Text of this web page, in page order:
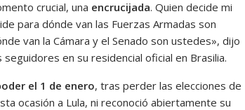
crucial, una encrucijada. Quien decide mi
para dónde van las Fuerzas Armadas son
van la Cámara y el Senado son ustedes», dijo
en su residencial oficial en Brasilia.
el 1 de enero, tras perder las elecciones de
ocasión a Lula, ni reconoció abiertamente su